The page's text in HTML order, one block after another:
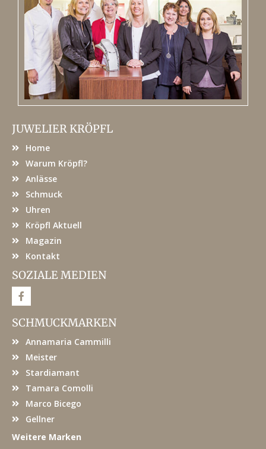
JUWELIER KRÖPFL
Home
Warum Kröpfl?
Anlässe
Schmuck
Uhren
Kröpfl Aktuell
Magazin
Kontakt
SOZIALE MEDIEN
F
a
e
b
o
SCHMUCKMARKEN
Annamaria Cammilli
Meister
Stardiamant
Tamara Comolli
Marco Bicego
Gellner
Weitere Marken